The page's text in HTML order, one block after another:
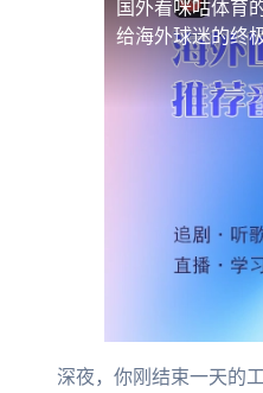
国外看咪咕体育
给海外球迷的终
深夜，你刚结束一天的